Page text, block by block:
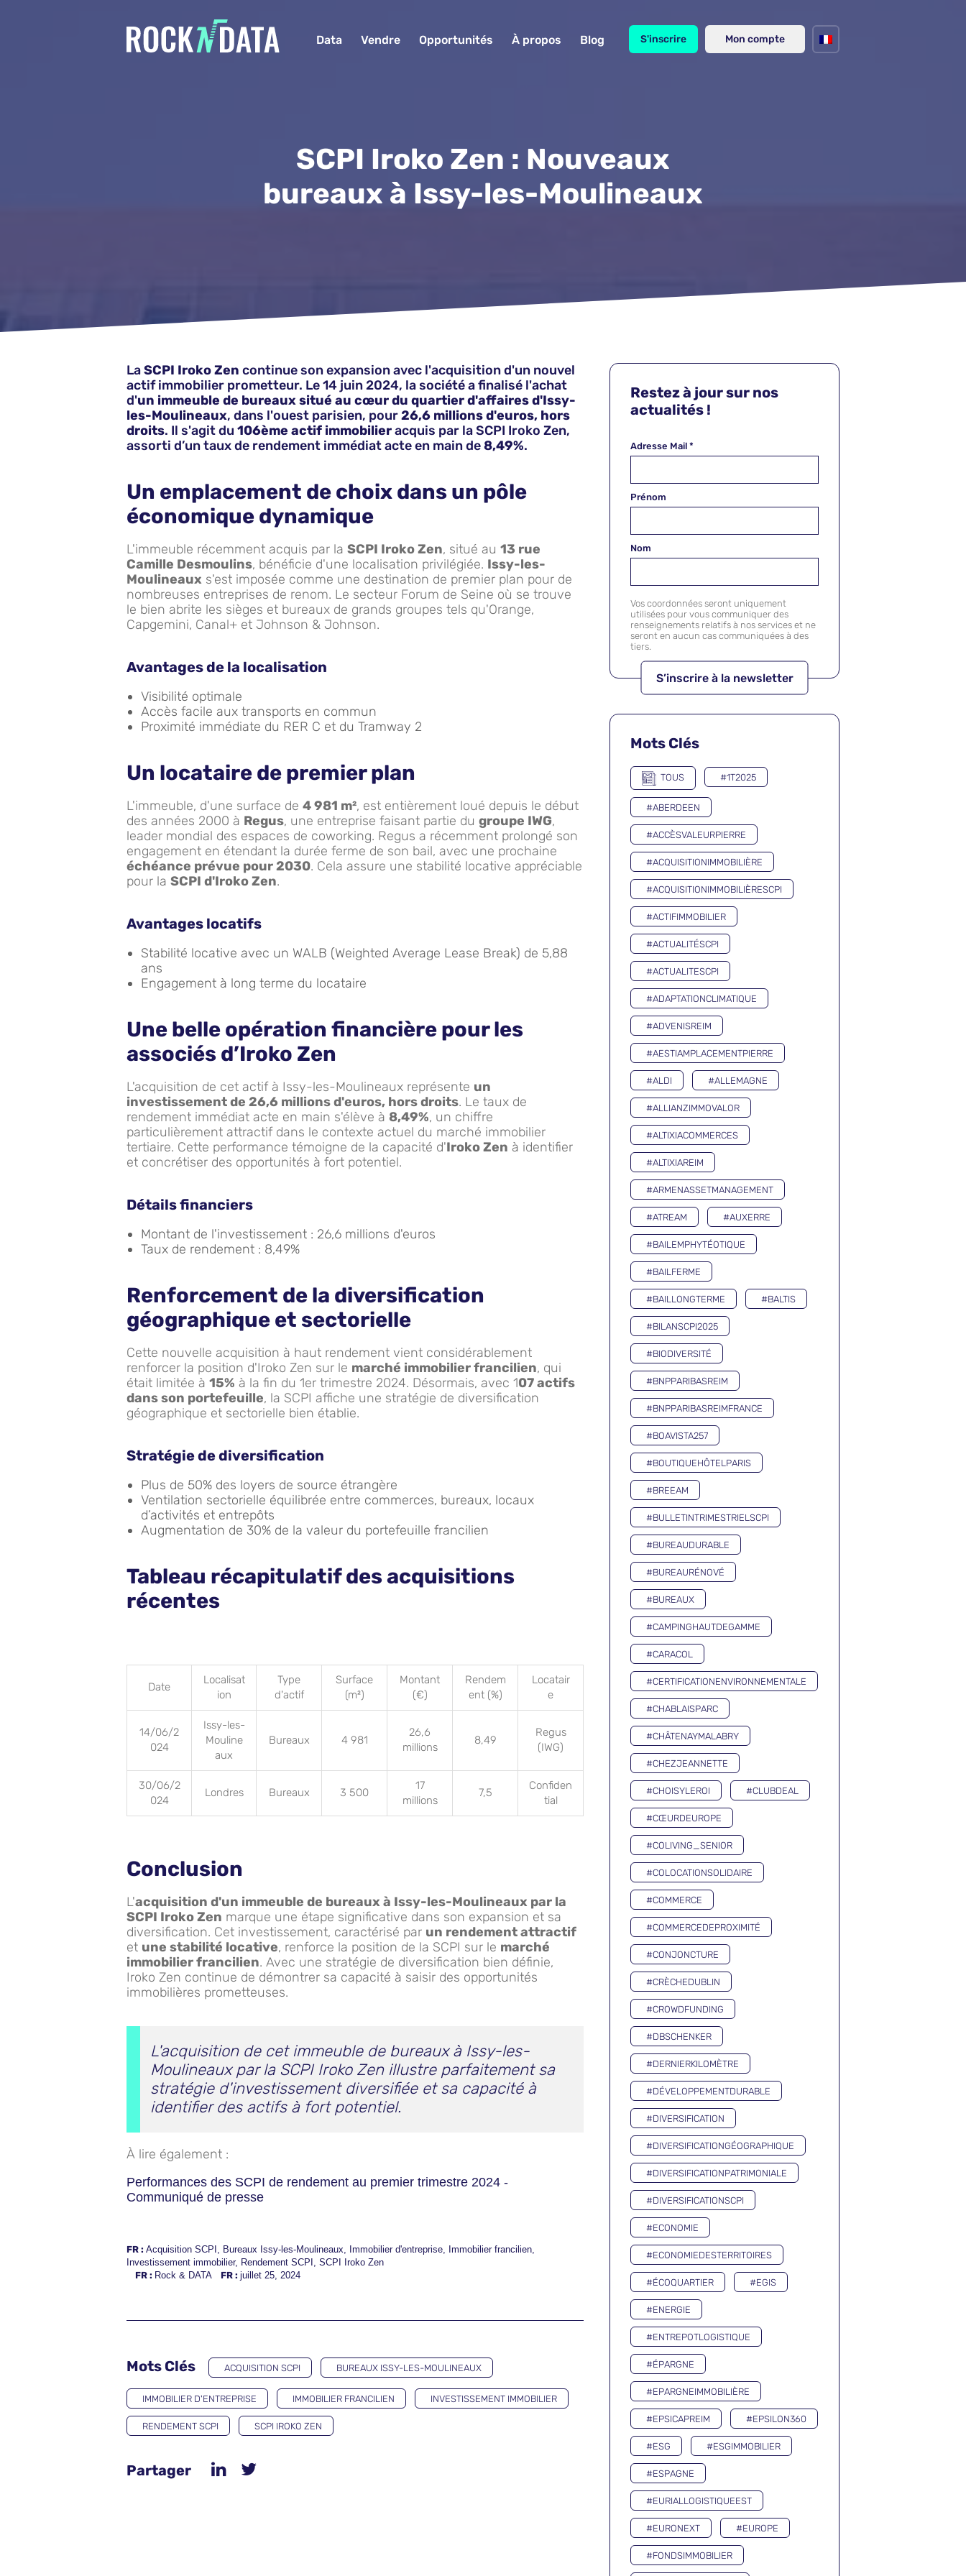
Data Vendre Opportunités À propos Blog S'inscrire Mon compte
SCPI Iroko Zen : Nouveaux
bureaux à Issy-les-Moulineaux
LaSCPI Iroko Zen continue son expansion avec l'acquisition d'un nouvel
actif immobilier prometteur. Le 14 juin 2024, la société a finalisé l'achat
d'un immeuble de bureaux situé au cœur du quartier d'affaires d'Issy-
les-Moulineaux, dans l'ouest parisien, pour26,6 millions d'euros, hors
droits. Il s'agit du 106ème actif immobilieracquis par la SCPI Iroko Zen,
assorti d’un taux de rendement immédiat acte en main de8,49%.
Un emplacement de choix dans un pôle
économique dynamique
L'immeuble récemment acquis par la SCPI Iroko Zen, situé au 13 rue
Camille Desmoulins, bénéficie d'une localisation privilégiée. Issy-les-
Moulineaux s'est imposée comme une destination de premier plan pour de
nombreuses entreprises de renom. Le secteur Forum de Seine où se trouve
le bien abrite les sièges et bureaux de grands groupes tels qu'Orange,
Capgemini, Canal+ et Johnson & Johnson.
Avantages de la localisation
Visibilité optimale
Accès facile aux transports en commun
Proximité immédiate du RER C et du Tramway 2
Un locataire de premier plan
L'immeuble, d'une surface de 4 981 m², est entièrement loué depuis le début
des années 2000 à Regus, une entreprise faisant partie du groupe IWG,
leader mondial des espaces de coworking. Regus a récemment prolongé son
engagement en étendant la durée ferme de son bail, avec une prochaine
échéance prévue pour 2030. Cela assure une stabilité locative appréciable
pour la SCPI d'Iroko Zen.
Avantages locatifs
Stabilité locative avec un WALB (Weighted Average Lease Break) de 5,88
ans
Engagement à long terme du locataire
Une belle opération financière pour les
associés d’Iroko Zen
L'acquisition de cet actif à Issy-les-Moulineaux représente un
investissement de 26,6 millions d'euros, hors droits. Le taux de
rendement immédiat acte en main s'élève à 8,49%, un chiffre
particulièrement attractif dans le contexte actuel du marché immobilier
tertiaire. Cette performance témoigne de la capacité d'Iroko Zen à identifier
et concrétiser des opportunités à fort potentiel.
Détails financiers
Montant de l'investissement : 26,6 millions d'euros
Taux de rendement : 8,49%
Renforcement de la diversification
géographique et sectorielle
Cette nouvelle acquisition à haut rendement vient considérablement
renforcer la position d'Iroko Zen sur le marché immobilier francilien, qui
était limitée à 15% à la fin du 1er trimestre 2024. Désormais, avec 107 actifs
dans son portefeuille, la SCPI affiche une stratégie de diversification
géographique et sectorielle bien établie.
Stratégie de diversification
Plus de 50% des loyers de source étrangère
Ventilation sectorielle équilibrée entre commerces, bureaux, locaux
d’activités et entrepôts
Augmentation de 30% de la valeur du portefeuille francilien
Tableau récapitulatif des acquisitions
récentes
Date
Localisat
ion
Type
d'actif
Surface
(m²)
Montant
(€)
Rendem
ent (%)
Locatair
e
14/06/2
024
Issy-les-
Mouline
aux
Bureaux 4 981
26,6
millions
8,49
Regus
(IWG)
30/06/2
024
Londres Bureaux 3 500
17
millions
7,5
Confiden
tial
Conclusion
L'acquisition d'un immeuble de bureaux à Issy-les-Moulineaux par la
SCPI Iroko Zen marque une étape significative dans son expansion et sa
diversification. Cet investissement, caractérisé par un rendement attractif
et une stabilité locative, renforce la position de la SCPI sur le marché
immobilier francilien. Avec une stratégie de diversification bien définie,
Iroko Zen continue de démontrer sa capacité à saisir des opportunités
immobilières prometteuses.
L'acquisition de cet immeuble de bureaux à Issy-les-
Moulineaux par la SCPI Iroko Zen illustre parfaitement sa
stratégie d'investissement diversifiée et sa capacité à
identifier des actifs à fort potentiel.
À lire également :
Performances des SCPI de rendement au premier trimestre 2024 -
Communiqué de presse
FR : Acquisition SCPI , Bureaux Issy-les-Moulineaux, Immobilier d'entreprise, Immobilier francilien,
Investissement immobilier, Rendement SCPI , SCPI Iroko Zen
FR : Rock & DATA FR : juillet 25, 2024
Mots Clés ACQUISITION SCPI BUREAUX ISSY-LES-MOULINEAUX
IMMOBILIER D'ENTREPRISE IMMOBILIER FRANCILIEN INVESTISSEMENT IMMOBILIER
RENDEMENT SCPI SCPI IROKO ZEN
Partager
Restez à jour sur nos
actualités !
Adresse Mail *
Prénom
Nom
Vos coordonnées seront uniquement
utilisées pour vous communiquer des
renseignements relatifs à nos services et ne
seront en aucun cas communiquées à des
tiers.
Mots Clés
TOUS #1T2025
#ABERDEEN
#ACCÈSVALEURPIERRE
#ACQUISITIONIMMOBILIÈRE
#ACQUISITIONIMMOBILIÈRESCPI
#ACTIFIMMOBILIER
#ACTUALITÉSCPI
#ACTUALITESCPI
#ADAPTATIONCLIMATIQUE
#ADVENISREIM
#AESTIAMPLACEMENTPIERRE
#ALDI #ALLEMAGNE
#ALLIANZIMMOVALOR
#ALTIXIACOMMERCES
#ALTIXIAREIM
#ARMENASSETMANAGEMENT
#ATREAM #AUXERRE
#BAILEMPHYTÉOTIQUE
#BAILFERME
#BAILLONGTERME #BALTIS
#BILANSCPI2025
#BIODIVERSITÉ
#BNPPARIBASREIM
#BNPPARIBASREIMFRANCE
#BOAVISTA257
#BOUTIQUEHÔTELPARIS
#BREEAM
#BULLETINTRIMESTRIELSCPI
#BUREAUDURABLE
#BUREAURÉNOVÉ
#BUREAUX
#CAMPINGHAUTDEGAMME
#CARACOL
#CERTIFICATIONENVIRONNEMENTALE
#CHABLAISPARC
#CHÂTENAYMALABRY
#CHEZJEANNETTE
#CHOISYLEROI #CLUBDEAL
#CŒURDEUROPE
#COLIVING_SENIOR
#COLOCATIONSOLIDAIRE
#COMMERCE
#COMMERCEDEPROXIMITÉ
#CONJONCTURE
#CRÈCHEDUBLIN
#CROWDFUNDING
#DBSCHENKER
#DERNIERKILOMÈTRE
#DÉVELOPPEMENTDURABLE
#DIVERSIFICATION
#DIVERSIFICATIONGÉOGRAPHIQUE
#DIVERSIFICATIONPATRIMONIALE
#DIVERSIFICATIONSCPI
#ECONOMIE
#ECONOMIEDESTERRITOIRES
#ÉCOQUARTIER #EGIS
#ENERGIE
#ENTREPOTLOGISTIQUE
#ÉPARGNE
#EPARGNEIMMOBILIÈRE
#EPSICAPREIM #EPSILON360
#ESG #ESGIMMOBILIER
#ESPAGNE
#EURIALLOGISTIQUEEST
#EURONEXT #EUROPE
#FONDSIMMOBILIER